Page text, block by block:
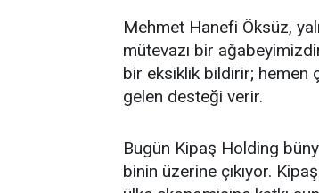
Mehmet Hanefi Öksüz,
mütevazı bir
bir eksiklik bildirir; hemen
gelen desteği verir.
Bugün Kipaş Holding
binin üzerine çıkıyor.